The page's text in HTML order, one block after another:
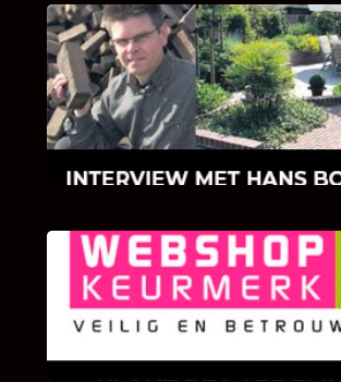
INTERVIEW MET HANS
Hoe Bricks and Stones ontstaan
Hans Boerema motiveert in de
klinkers en tegels!
KLANT
We zijn er zeer op gesteld om te
als klant van ons en onze